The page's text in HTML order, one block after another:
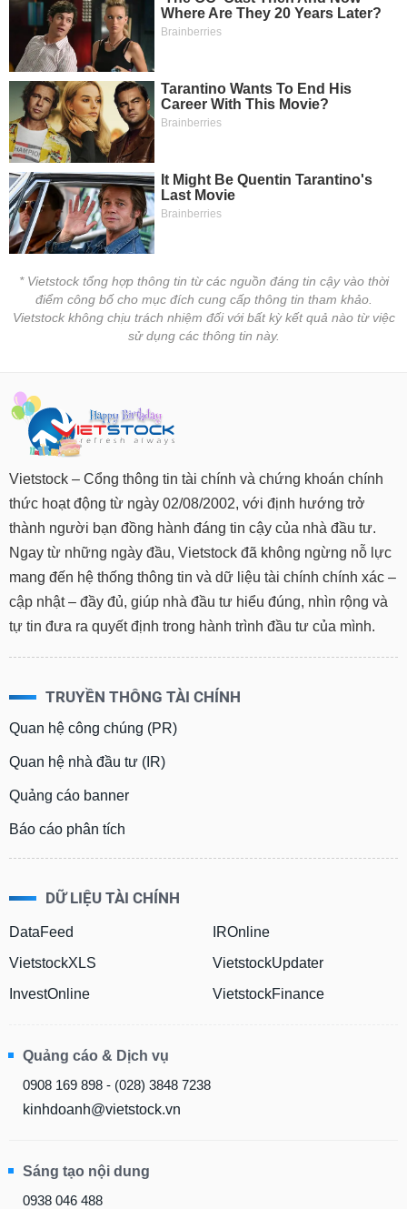
* Vietstock tổng hợp thông tin từ các nguồn đáng tin cậy vào thời
điểm công bố cho mục đích cung cấp thông tin tham khảo.
Vietstock không chịu trách nhiệm đối với bất kỳ kết quả nào từ việc
sử dụng các thông tin này.
Vietstock – Cổng thông tin tài chính và chứng khoán chính
thức hoạt động từ ngày 02/08/2002, với định hướng trở
thành người bạn đồng hành đáng tin cậy của nhà đầu tư.
Ngay từ những ngày đầu, Vietstock đã không ngừng nỗ lực
mang đến hệ thống thông tin và dữ liệu tài chính chính xác –
cập nhật – đầy đủ, giúp nhà đầu tư hiểu đúng, nhìn rộng và
tự tin đưa ra quyết định trong hành trình đầu tư của mình.
TRUYỀN THÔNG TÀI CHÍNH
Quan hệ công chúng (PR)
Quan hệ nhà đầu tư (IR)
Quảng cáo banner
Báo cáo phân tích
DỮ LIỆU TÀI CHÍNH
DataFeed
VietstockXLS
InvestOnline
IROnline
VietstockUpdater
VietstockFinance
Quảng cáo & Dịch vụ
0908 169 898 - (028) 3848 7238
kinhdoanh@vietstock.vn
Sáng tạo nội dung
0938 046 488